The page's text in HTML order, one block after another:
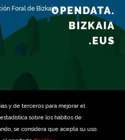
y de terceros para mejorar el
sobre los hábitos de
se considera que acepta su uso.
Foral de BizkaiaOPENDATA.
BIZKAIA
.EUS